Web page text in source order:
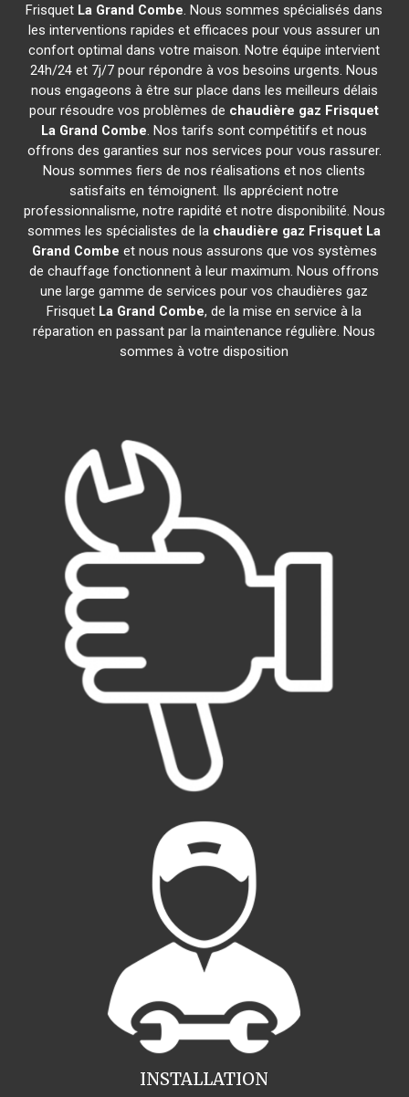
Frisquet La Grand Combe. Nous sommes spécialisés dans
les interventions rapides et efficaces pour vous assurer un
confort optimal dans votre maison. Notre équipe intervient
24h/24 et 7j/7 pour répondre à vos besoins urgents. Nous
nous engageons à être sur place dans les meilleurs délais
pour résoudre vos problèmes de chaudière gaz Frisquet
La Grand Combe. Nos tarifs sont compétitifs et nous
offrons des garanties sur nos services pour vous rassurer.
Nous sommes fiers de nos réalisations et nos clients
satisfaits en témoignent. Ils apprécient notre
professionnalisme, notre rapidité et notre disponibilité. Nous
sommes les spécialistes de la chaudière gaz Frisquet La
Grand Combe et nous nous assurons que vos systèmes
de chauffage fonctionnent à leur maximum. Nous offrons
une large gamme de services pour vos chaudières gaz
Frisquet La Grand Combe, de la mise en service à la
réparation en passant par la maintenance régulière. Nous
sommes à votre disposition
INSTALLATION